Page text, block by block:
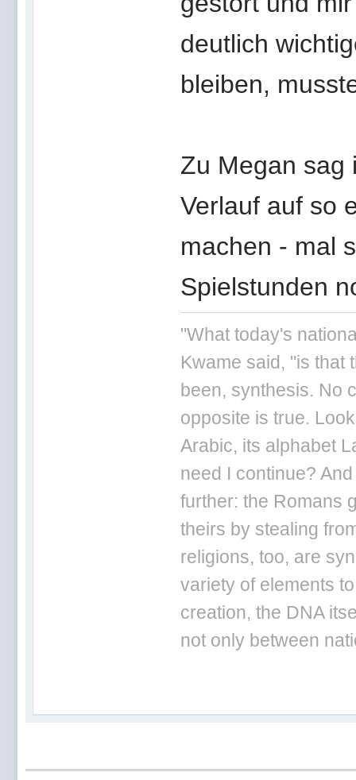
deutlich
bleiben,
Zu Megan sag
Verlauf auf so
machen - mal
Spielstunden
"What today's
Kwame said, "is that
been, synthesis. No
opposite is true.
Arabic, its alphabet
need I continue?
further: the Romans
theirs by stealing
religions, too, are
variety of elements
creation, the DNA
not only between